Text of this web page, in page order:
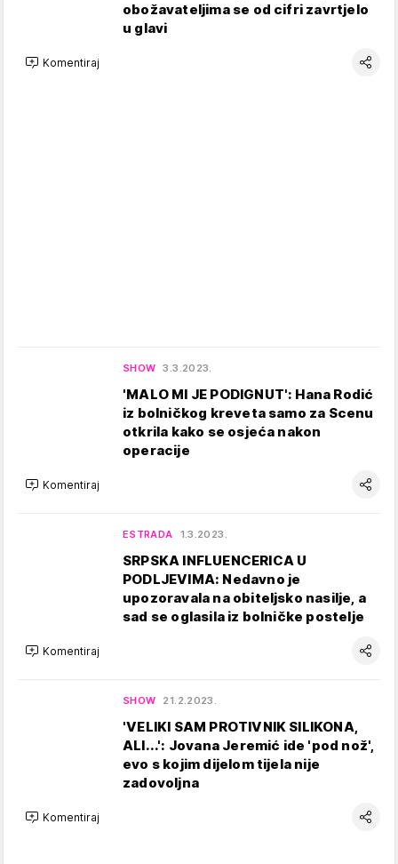
obožavateljima se od cifri zavrtjelo
u glavi
Komentiraj
SHOW 3.3.2023.
'MALO MI JE PODIGNUT': Hana Rodić
iz bolničkog kreveta samo za Scenu
otkrila kako se osjeća nakon
operacije
Komentiraj
ESTRADA 1.3.2023.
SRPSKA INFLUENCERICA U
PODLJEVIMA: Nedavno je
upozoravala na obiteljsko nasilje, a
sad se oglasila iz bolničke postelje
Komentiraj
SHOW 21.2.2023.
'VELIKI SAM PROTIVNIK SILIKONA,
ALI...': Jovana Jeremić ide 'pod nož',
evo s kojim dijelom tijela nije
zadovoljna
Komentiraj